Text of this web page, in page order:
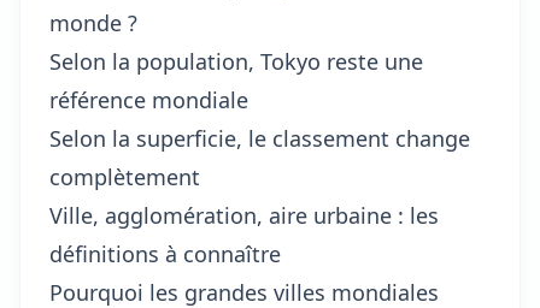
monde ?
Selon la population, Tokyo reste une
référence mondiale
Selon la superficie, le classement change
complètement
Ville, agglomération, aire urbaine : les
définitions à connaître
Pourquoi les grandes villes mondiales